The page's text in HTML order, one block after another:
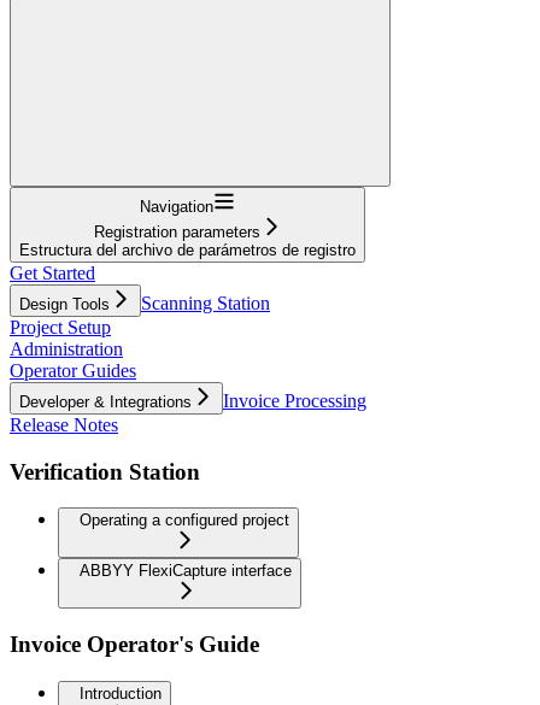
Navigation
Registration parameters
Estructura del archivo de parámetros de registro
Get Started
Design Tools
Scanning Station
Project Setup
Administration
Operator Guides
Developer & Integrations
Invoice Processing
Release Notes
Verification Station
Operating a configured project
ABBYY FlexiCapture interface
Invoice Operator's Guide
Introduction